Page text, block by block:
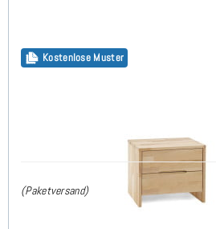
Kostenlose Muster
(Paketversand)